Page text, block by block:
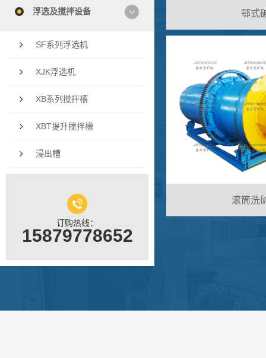
浮选及搅拌设备
SF系列浮选机
XJK浮选机
XB系列搅拌槽
XBT提升搅拌槽
浸出槽
订购热线：
15879778652
鄂式
滚筒洗